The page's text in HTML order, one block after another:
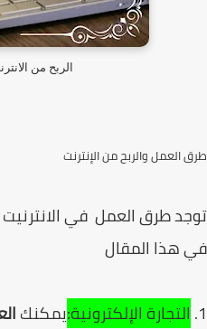
الربح من
والربح من الإنترنت
طرق العمل في الانترنيت
المقال
التجارة الإلكترونية:يمكنك